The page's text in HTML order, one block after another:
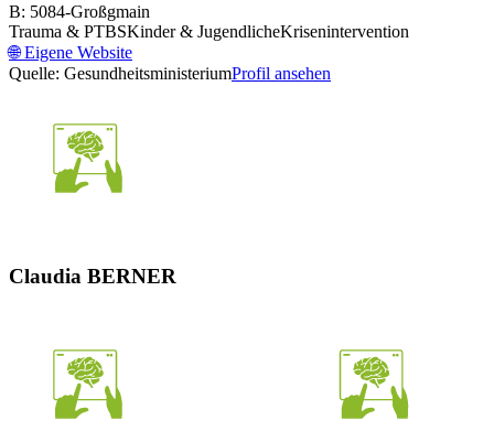
B: 5084-Großgmain
Trauma & PTBSKinder & JugendlicheKrisenintervention
🌐Eigene Website
Quelle: GesundheitsministeriumProfil ansehen
Claudia BERNER